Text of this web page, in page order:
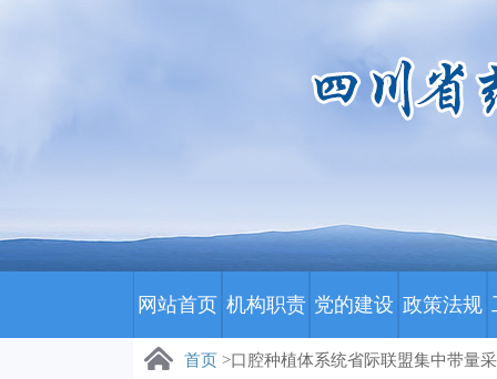
网站首页 机构职责 党的建设 政策法规
首页 >口腔种植体系统省际联盟集中带量